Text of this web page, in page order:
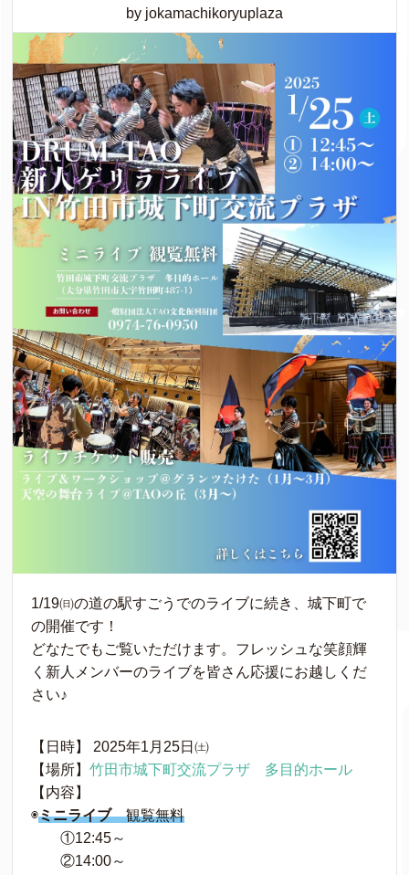
by jokamachikoryuplaza
1/19㈰の道の駅すごうでのライブに続き、城下町で
の開催です！
どなたでもご覧いただけます。フレッシュな笑顔輝
く新人メンバーのライブを皆さん応援にお越しくだ
さい♪
【日時】 2025年1月25日㈯
【場所】竹田市城下町交流プラザ 多目的ホール
【内容】
◉ミニライブ観覧無料
①12:45～
②14:00～